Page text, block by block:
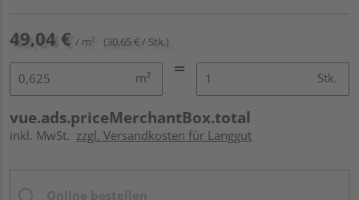
49,04 € / m² (30,65 € / Stk.)
m² Stk.
vue.ads.priceMerchantBox.total
inkl. MwSt. zzgl. Versandkosten für Langgut